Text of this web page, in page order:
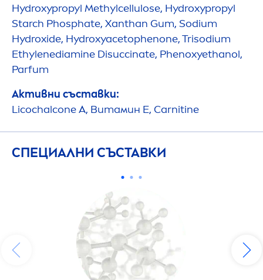
Hydroxypropyl Methylcellulose, Hydroxypropyl
Starch Phosphate, Xanthan Gum, Sodium
Hydroxide, Hydroxyacetophenone, Trisodium
Ethylenediamine Disuccinate, Phenoxyethanol,
Parfum
Активни съставки:
Licochalcone A, Витамин E, Carnitine
СПЕЦИАЛНИ СЪСТАВКИ